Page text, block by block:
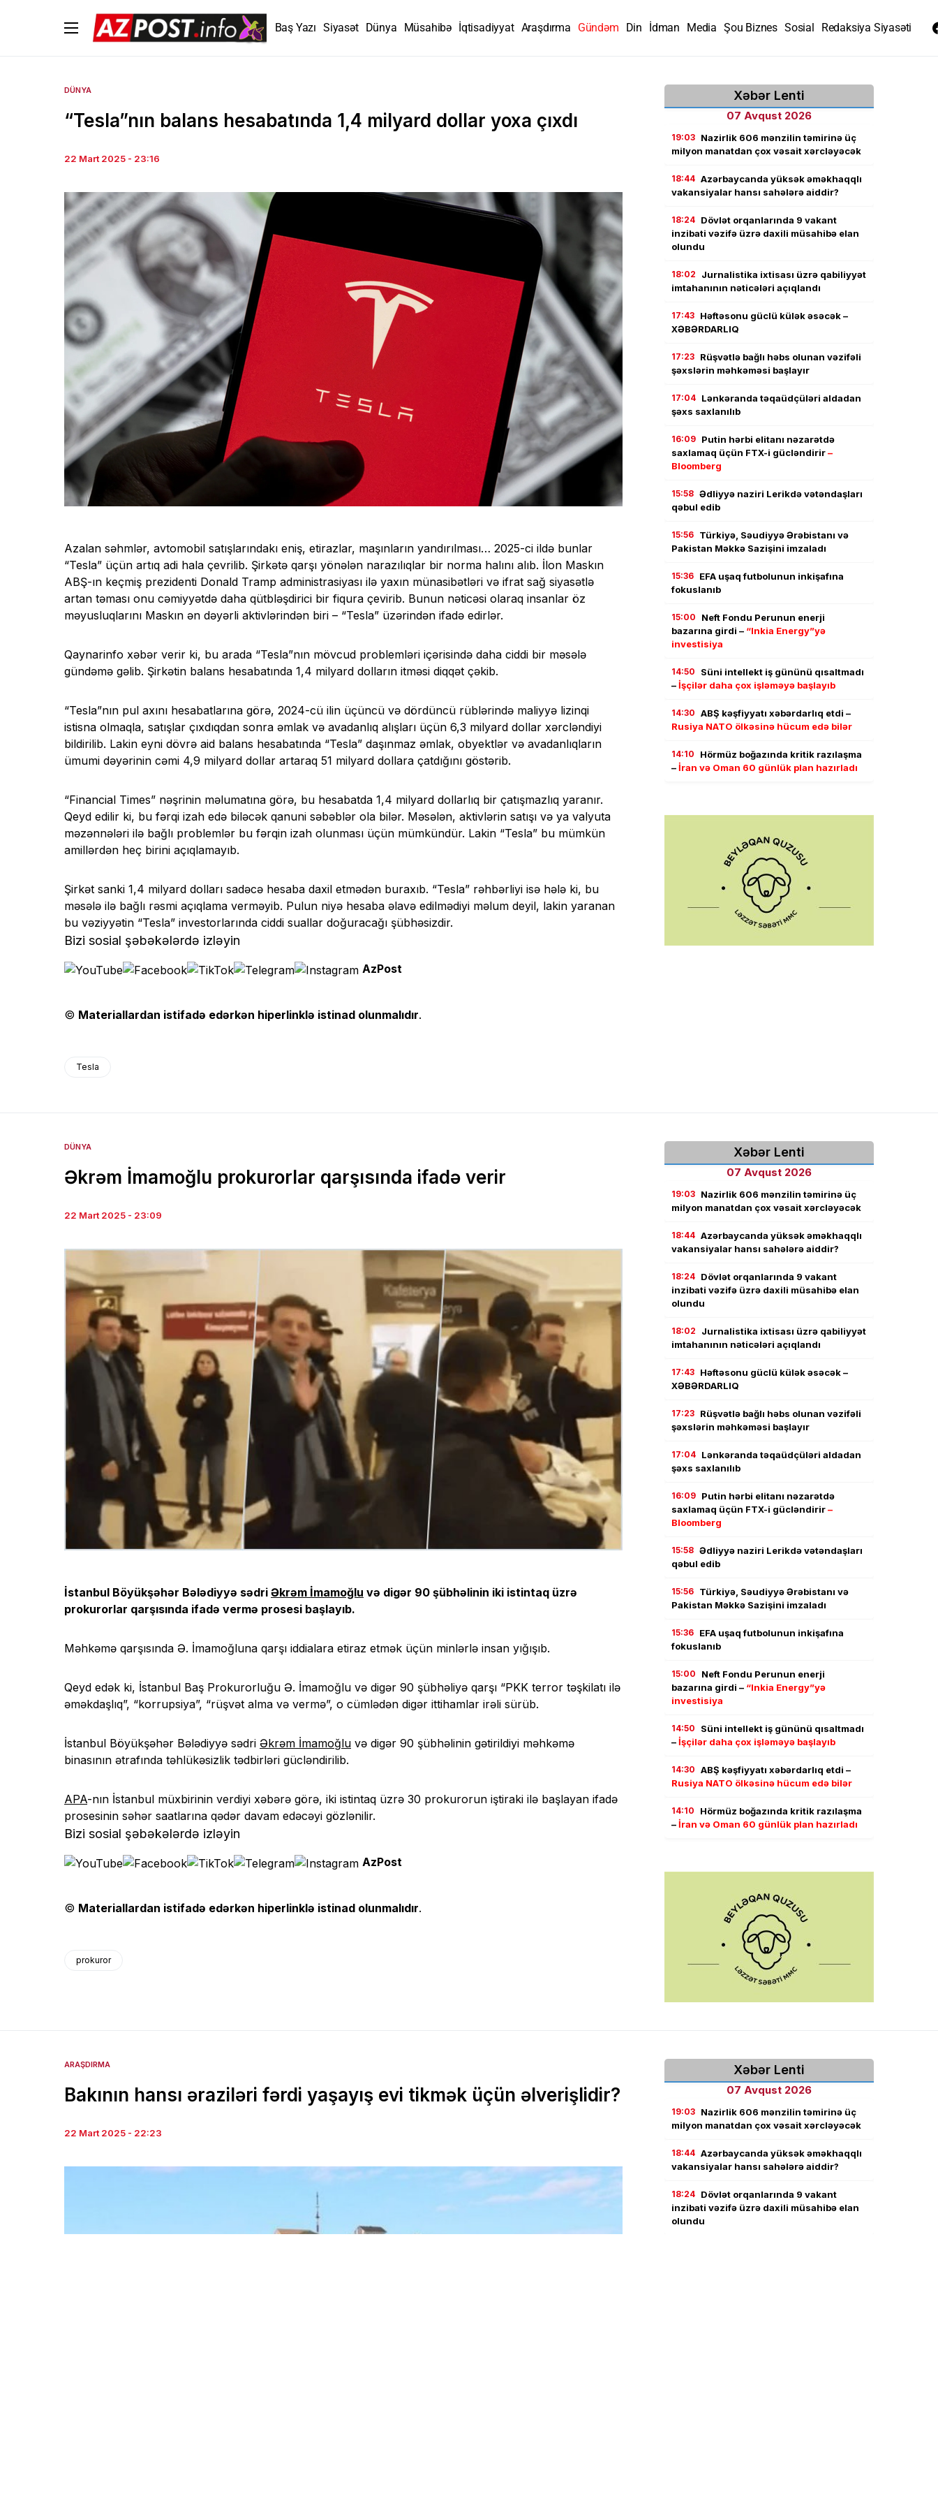
Baş Yazı Siyasət Dünya Müsahibə İqtisadiyyat Araşdırma Gündəm Din İdman Media Şou Biznes Sosial Redaksiya Siyasəti
DÜNYA
“Tesla”nın balans hesabatında 1,4 milyard dollar yoxa çıxdı
22 Mart 2025 - 23:16
Azalan səhmlər, avtomobil satışlarındakı eniş, etirazlar, maşınların yandırılması… 2025-ci ildə bunlar
“Tesla” üçün artıq adi hala çevrilib. Şirkətə qarşı yönələn narazılıqlar bir norma halını alıb. İlon Maskın
ABŞ-ın keçmiş prezidenti Donald Tramp administrasiyası ilə yaxın münasibətləri və ifrat sağ siyasətlə
artan təması onu cəmiyyətdə daha qütbləşdirici bir fiqura çevirib. Bunun nəticəsi olaraq insanlar öz
məyusluqlarını Maskın ən dəyərli aktivlərindən biri – “Tesla” üzərindən ifadə edirlər.
Qaynarinfo xəbər verir ki, bu arada “Tesla”nın mövcud problemləri içərisində daha ciddi bir məsələ
gündəmə gəlib. Şirkətin balans hesabatında 1,4 milyard dolların itməsi diqqət çəkib.
“Tesla”nın pul axını hesabatlarına görə, 2024-cü ilin üçüncü və dördüncü rüblərində maliyyə lizinqi
istisna olmaqla, satışlar çıxdıqdan sonra əmlak və avadanlıq alışları üçün 6,3 milyard dollar xərcləndiyi
bildirilib. Lakin eyni dövrə aid balans hesabatında “Tesla” daşınmaz əmlak, obyektlər və avadanlıqların
ümumi dəyərinin cəmi 4,9 milyard dollar artaraq 51 milyard dollara çatdığını göstərib.
“Financial Times” nəşrinin məlumatına görə, bu hesabatda 1,4 milyard dollarlıq bir çatışmazlıq yaranır.
Qeyd edilir ki, bu fərqi izah edə biləcək qanuni səbəblər ola bilər. Məsələn, aktivlərin satışı və ya valyuta
məzənnələri ilə bağlı problemlər bu fərqin izah olunması üçün mümkündür. Lakin “Tesla” bu mümkün
amillərdən heç birini açıqlamayıb.
Şirkət sanki 1,4 milyard dolları sadəcə hesaba daxil etmədən buraxıb. “Tesla” rəhbərliyi isə hələ ki, bu
məsələ ilə bağlı rəsmi açıqlama verməyib. Pulun niyə hesaba əlavə edilmədiyi məlum deyil, lakin yaranan
bu vəziyyətin “Tesla” investorlarında ciddi suallar doğuracağı şübhəsizdir.
Bizi sosial şəbəkələrdə izləyin
AzPost
© Materiallardan istifadə edərkən hiperlinklə istinad olunmalıdır.
Tesla
Xəbər Lenti
07 Avqust 2026
19:03 Nazirlik 606 mənzilin təmirinə üç
milyon manatdan çox vəsait xərcləyəcək
18:44 Azərbaycanda yüksək əməkhaqqlı
vakansiyalar hansı sahələrə aiddir?
18:24 Dövlət orqanlarında 9 vakant
inzibati vəzifə üzrə daxili müsahibə elan
olundu
18:02
Jurnalistika ixtisası üzrə qabiliyyət
imtahanının nəticələri açıqlandı
17:43 Həftəsonu güclü külək əsəcək –
XƏBƏRDARLIQ
17:23 Rüşvətlə bağlı həbs olunan vəzifəli
şəxslərin məhkəməsi başlayır
17:04 Lənkəranda təqaüdçüləri aldadan
şəxs saxlanılıb
16:09 Putin hərbi elitanı nəzarətdə
saxlamaq üçün FTX-i gücləndirir–
Bloomberg
15:58 Ədliyyə naziri Lerikdə vətəndaşları
qəbul edib
15:56 Türkiyə, Səudiyyə Ərəbistanı və
Pakistan Məkkə Sazişini imzaladı
15:36 EFA uşaq futbolunun inkişafına
fokuslanıb
15:00
Neft Fondu Perunun enerji
bazarına girdi – “Inkia Energy”yə
investisiya
14:50
Süni intellekt iş gününü qısaltmadı
–İşçilər daha çox işləməyə başlayıb
14:30 ABŞ kəşfiyyatı xəbərdarlıq etdi –
Rusiya NATO ölkəsinə hücum edə bilər
14:10
Hörmüz boğazında kritik razılaşma
–İran və Oman 60 günlük plan hazırladı
DÜNYA
Əkrəm İmamoğlu prokurorlar qarşısında ifadə verir
22 Mart 2025 - 23:09
İstanbul Böyükşəhər Bələdiyyə sədri Əkrəm İmamoğlu və digər 90 şübhəlinin iki istintaq üzrə
prokurorlar qarşısında ifadə vermə prosesi başlayıb.
Məhkəmə qarşısında Ə. İmamoğluna qarşı iddialara etiraz etmək üçün minlərlə insan yığışıb.
Qeyd edək ki, İstanbul Baş Prokurorluğu Ə. İmamoğlu və digər 90 şübhəliyə qarşı “PKK terror təşkilatı ilə
əməkdaşlıq”, “korrupsiya”, “rüşvət alma və vermə”, o cümlədən digər ittihamlar irəli sürüb.
İstanbul Böyükşəhər Bələdiyyə sədri Əkrəm İmamoğlu və digər 90 şübhəlinin gətirildiyi məhkəmə
binasının ətrafında təhlükəsizlik tədbirləri gücləndirilib.
APA-nın İstanbul müxbirinin verdiyi xəbərə görə, iki istintaq üzrə 30 prokurorun iştiraki ilə başlayan ifadə
prosesinin səhər saatlarına qədər davam edəcəyi gözlənilir.
Bizi sosial şəbəkələrdə izləyin
AzPost
© Materiallardan istifadə edərkən hiperlinklə istinad olunmalıdır.
prokuror
Xəbər Lenti
07 Avqust 2026
19:03 Nazirlik 606 mənzilin təmirinə üç
milyon manatdan çox vəsait xərcləyəcək
18:44 Azərbaycanda yüksək əməkhaqqlı
vakansiyalar hansı sahələrə aiddir?
18:24 Dövlət orqanlarında 9 vakant
inzibati vəzifə üzrə daxili müsahibə elan
olundu
18:02
Jurnalistika ixtisası üzrə qabiliyyət
imtahanının nəticələri açıqlandı
17:43 Həftəsonu güclü külək əsəcək –
XƏBƏRDARLIQ
17:23 Rüşvətlə bağlı həbs olunan vəzifəli
şəxslərin məhkəməsi başlayır
17:04 Lənkəranda təqaüdçüləri aldadan
şəxs saxlanılıb
16:09 Putin hərbi elitanı nəzarətdə
saxlamaq üçün FTX-i gücləndirir–
Bloomberg
15:58 Ədliyyə naziri Lerikdə vətəndaşları
qəbul edib
15:56 Türkiyə, Səudiyyə Ərəbistanı və
Pakistan Məkkə Sazişini imzaladı
15:36 EFA uşaq futbolunun inkişafına
fokuslanıb
15:00
Neft Fondu Perunun enerji
bazarına girdi – “Inkia Energy”yə
investisiya
14:50
Süni intellekt iş gününü qısaltmadı
–İşçilər daha çox işləməyə başlayıb
14:30 ABŞ kəşfiyyatı xəbərdarlıq etdi –
Rusiya NATO ölkəsinə hücum edə bilər
14:10
Hörmüz boğazında kritik razılaşma
–İran və Oman 60 günlük plan hazırladı
ARAŞDIRMA
Bakının hansı əraziləri fərdi yaşayış evi tikmək üçün əlverişlidir?
22 Mart 2025 - 22:23
Xəbər Lenti
07 Avqust 2026
19:03 Nazirlik 606 mənzilin təmirinə üç
milyon manatdan çox vəsait xərcləyəcək
18:44 Azərbaycanda yüksək əməkhaqqlı
vakansiyalar hansı sahələrə aiddir?
18:24 Dövlət orqanlarında 9 vakant
inzibati vəzifə üzrə daxili müsahibə elan
olundu